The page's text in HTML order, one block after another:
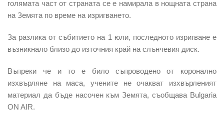
голямата част от страната се е намирала в нощната страна
на Земята по време на изригването.
За разлика от събитието на 1 юли, последното изригване е
възникнало близо до източния край на слънчевия диск.
Въпреки че и то е било съпроводено от коронално
изхвърляне на маса, учените не очакват изхвърленият
материал да бъде насочен към Земята, съобщава Bulgaria
ON AIR.